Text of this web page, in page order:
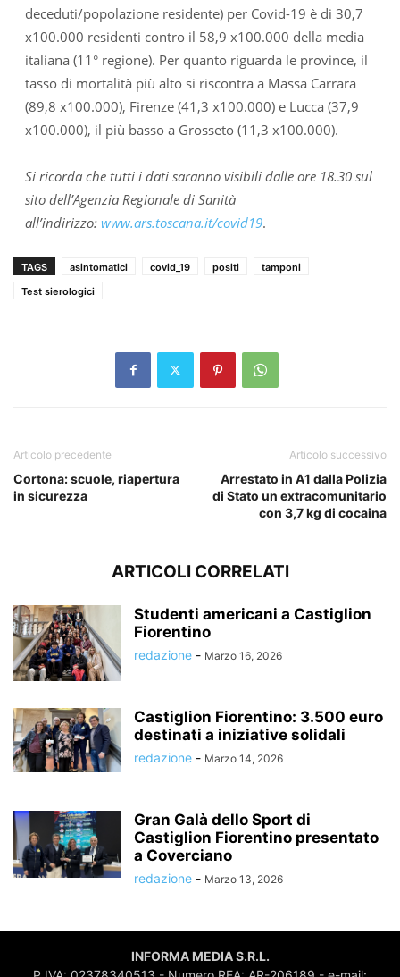
deceduti/popolazione residente) per Covid-19 è di 30,7
x100.000 residenti contro il 58,9 x100.000 della media
italiana (11° regione). Per quanto riguarda le province, il
tasso di mortalità più alto si riscontra a Massa Carrara
(89,8 x100.000), Firenze (41,3 x100.000) e Lucca (37,9
x100.000), il più basso a Grosseto (11,3 x100.000).
Si ricorda che tutti i dati saranno visibili dalle ore 18.30 sul
sito dell’Agenzia Regionale di Sanità
all’indirizzo: www.ars.toscana.it/covid19.
TAGS asintomatici covid_19 positi
tamponi
Test sierologici
Articolo precedente
Cortona: scuole, riapertura
in sicurezza
Articolo successivo
Arrestato in A1 dalla Polizia
di Stato un extracomunitario
con 3,7 kg di cocaina
ARTICOLI CORRELATI
Studenti americani a Castiglion
Fiorentino
redazione - Marzo 16, 2026
Castiglion Fiorentino: 3.500 euro
destinati a iniziative solidali
redazione - Marzo 14, 2026
Gran Galà dello Sport di
Castiglion Fiorentino presentato
a Coverciano
redazione - Marzo 13, 2026
INFORMA MEDIA S.R.L.